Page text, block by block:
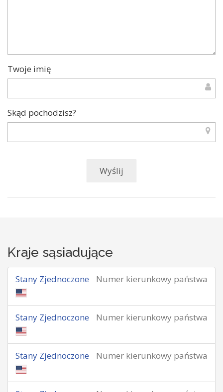
Twoje imię
Skąd pochodzisz?
Kraje sąsiadujące
Numer kierunkowy państwa
Stany Zjednoczone
Numer kierunkowy państwa
Stany Zjednoczone
Numer kierunkowy państwa
Stany Zjednoczone